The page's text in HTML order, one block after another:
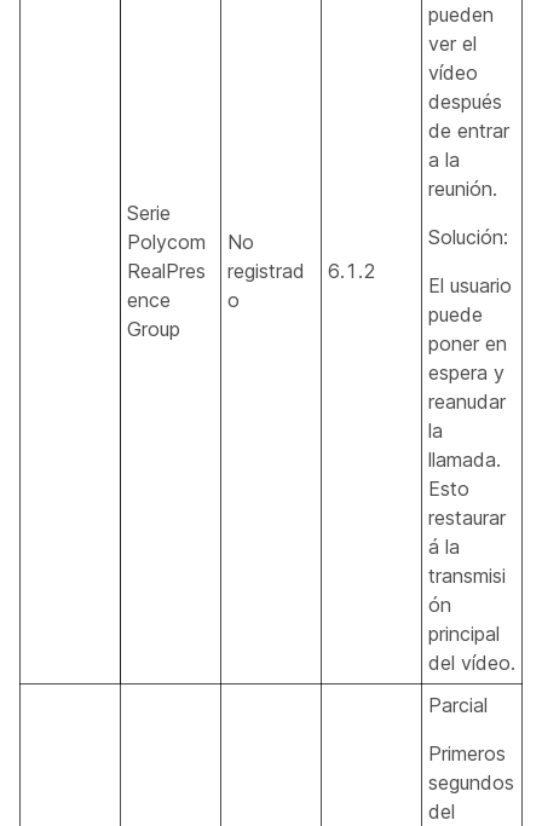
Serie
Polycom
RealPres
ence
Group
No
registrad
o
6.1.2
pueden
ver el
vídeo
después
de entrar
a la
reunión.
Solución:
El usuario
puede
poner en
espera y
reanudar
la
llamada.
Esto
restaurar
á la
transmisi
ón
principal
del vídeo.
Parcial
Primeros
segundos
del